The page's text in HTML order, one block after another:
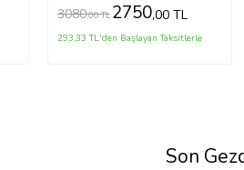
3080,00 TL 2750,00 TL
293,33 TL'den Başlayan Taksitlerle
Son